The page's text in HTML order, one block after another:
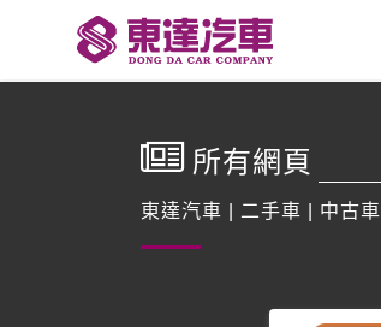
所有網頁
東達汽車 二手車 中古車